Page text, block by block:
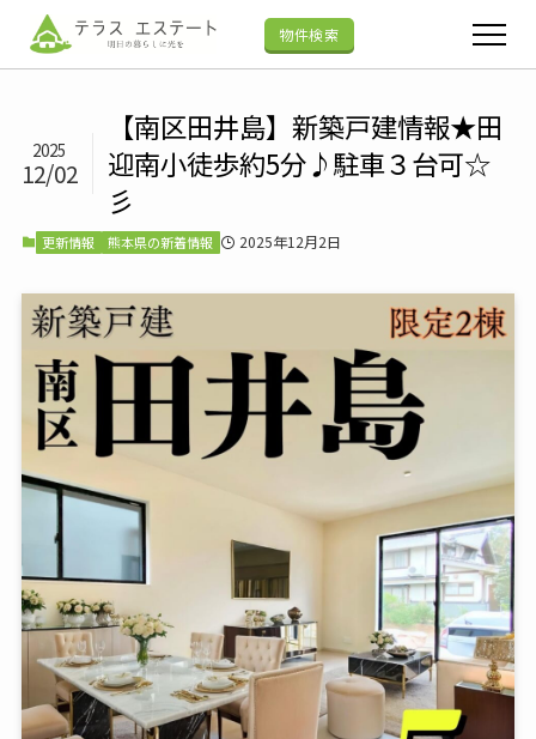
物件検索
【南区田井島】新築戸建情報★田
迎南小徒歩約5分♪駐車３台可☆
彡
2025
12/02
更新情報 熊本県の新着情報 2025年12月2日